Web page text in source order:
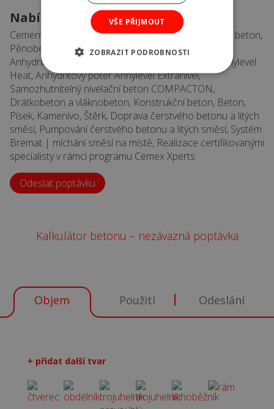
Nabízený sortiment
Cementová zdící malta Readymalt, Vysokopevnostní beton,
Pěnobeton Poroflow, Cementový potěr CemLevel,
Anhydritový potěr AnhyLevel, Anhydritový potěr Anhylevel
Heat, Anhydritový potěr Anhylevel Extranivel,
Samozhutnitelný nivelační beton COMPACTON,
Drátkobeton a vláknobeton, Konstrukční beton, Beton,
Písek, Kamenivo, Štěrk, Doprava čerstvého betonu a litých
směsí, Pumpování čerstvého betonu a litých směsí, Systém
Bremat | míchání směsí na místě, Realizace certifikovanými
specialisty v rámci programu Cemex Xperts
Odeslat poptávku
Kalkulátor betonu – nezávazná poptávka
Objem Použití Odeslání
+ přidat další tvar
VŠE PŘIJMOUT
ZOBRAZIT PODROBNOSTI